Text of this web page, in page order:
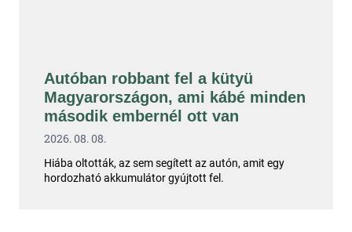
Autóban robbant fel a kütyü
Magyarországon, ami kábé minden
második embernél ott van
2026. 08. 08.
Hiába oltották, az sem segített az autón, amit egy
hordozható akkumulátor gyújtott fel.